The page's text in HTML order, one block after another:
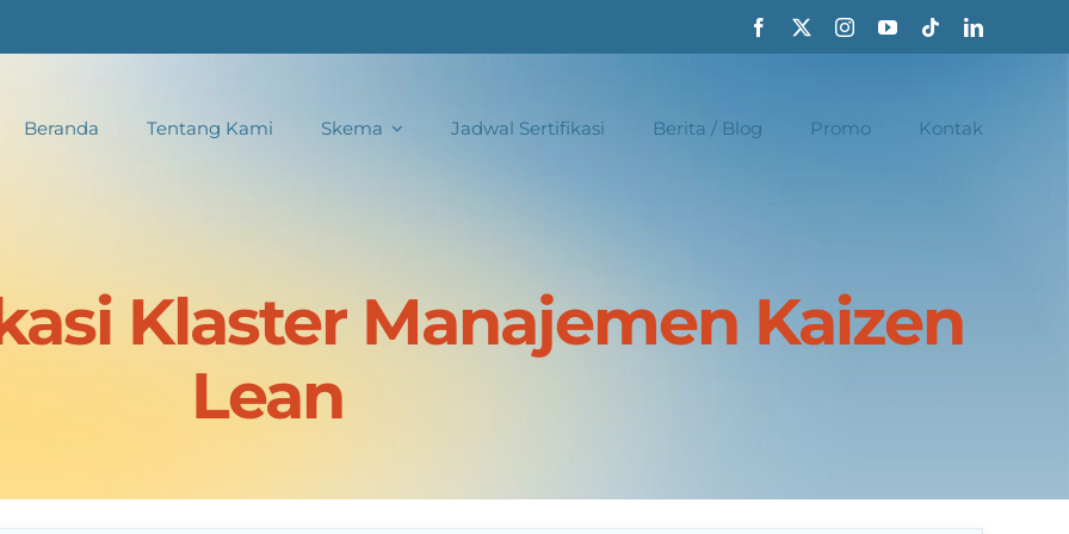
Beranda Tentang Kami Skema Jadwal Sertifikasi Berita / Blog Promo Kontak
Klaster Manajemen Kaizen
Lean